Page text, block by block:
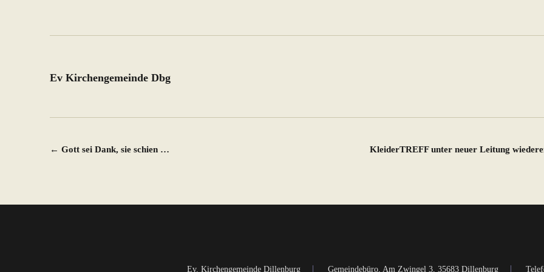
Ev Kirchengemeinde Dbg
Beitragsnavigation
← Gott sei Dank, sie schien … KleiderTREFF unter neuer Leitung
Ev. Kirchengemeinde Dillenburg Gemeindebüro, Am Zwingel 3, 35683 Dillenburg